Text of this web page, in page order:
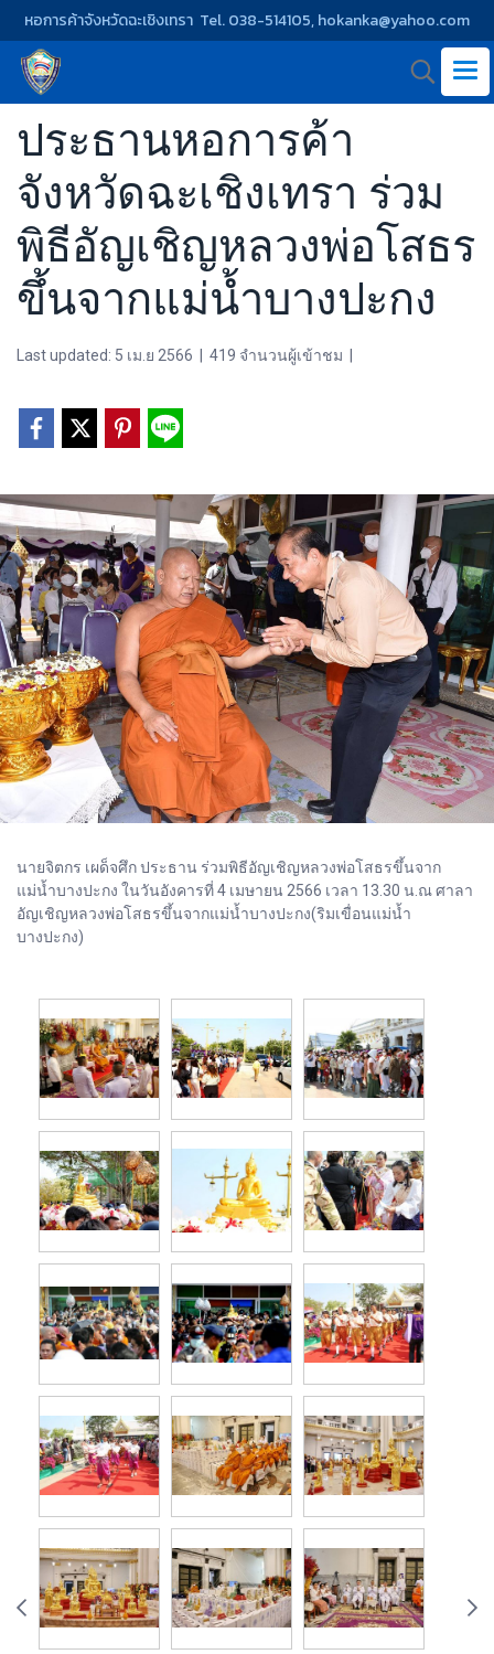
หอการค้าจังหวัดฉะเชิงเทรา Tel. 038-514105, hokanka@yahoo.com
ประธานหอการค้า
จังหวัดฉะเชิงเทรา ร่วม
พิธีอัญเชิญหลวงพ่อโสธร
ขึ้นจากแม่น้ำบางปะกง
Last updated: 5 เม.ย 2566 419 จำนวนผู้เข้าชม
นายจิตกร เผด็จศึก ประธาน ร่วมพิธีอัญเชิญหลวงพ่อโสธรขึ้นจาก
แม่น้ำบางปะกง ในวันอังคารที่ 4 เมษายน 2566 เวลา 13.30 น.ณ ศาลา
อัญเชิญหลวงพ่อโสธรขึ้นจากแม่น้ำบางปะกง(ริมเขื่อนแม่น้ำ
บางปะกง)